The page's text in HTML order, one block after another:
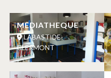
MEDIATHEQUE
LABASTIDE-
CLERMONT